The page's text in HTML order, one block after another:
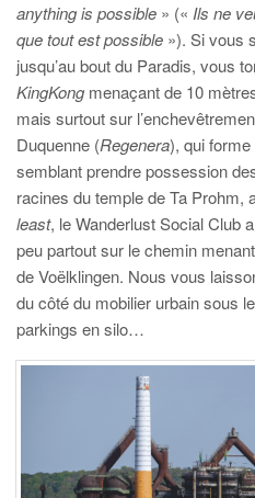
anything is possible » (« Ils ne
que tout est possible »). Si vous
jusqu’au bout du Paradis, vous
KingKong menaçant de 10
mais surtout sur
Duquenne (Regenera), qui
semblant prendre possession
racines du temple de Ta Prohm,
least, le Wanderlust Social Club
peu partout sur le chemin
de Voëlklingen. Nous vous
du côté du mobilier urbain sous
parkings en silo…